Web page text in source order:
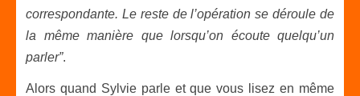
correspondante. Le reste de l’opération se déroule de
la même manière que lorsqu’on écoute quelqu’un
parler”.
Alors quand Sylvie parle et que vous lisez en même